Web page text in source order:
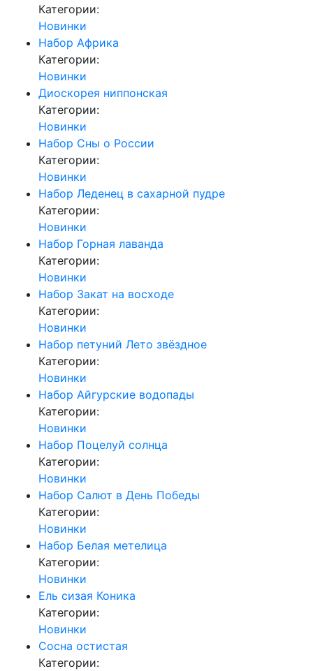
Категории:
Новинки
Набор Африка
Категории:
Новинки
Диоскорея ниппонская
Категории:
Новинки
Набор Сны о России
Категории:
Новинки
Набор Леденец в сахарной пудре
Категории:
Новинки
Набор Горная лаванда
Категории:
Новинки
Набор Закат на восходе
Категории:
Новинки
Набор петуний Лето звёздное
Категории:
Новинки
Набор Айгурские водопады
Категории:
Новинки
Набор Поцелуй солнца
Категории:
Новинки
Набор Салют в День Победы
Категории:
Новинки
Набор Белая метелица
Категории:
Новинки
Ель сизая Коника
Категории:
Новинки
Сосна остистая
Категории: